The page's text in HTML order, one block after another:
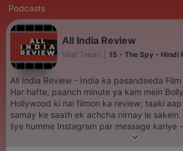
Podcasts
All India Review
Virat Tiwari 15 - The Spy - Hindi
All India Review - India ka pasandeeda
Har hafte, paanch minute ya kam mein
Hollywood ki nai filmon ka review; taaki
samay ke saath ek achcha nirnay le sakein. Aage jaankaari ke
liye humme Instagram par message kariye -
https://www.instagram.com/munchermovies/ Aur humesha